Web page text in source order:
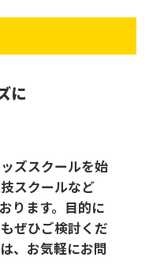
に
ズスクールを始
スクールなど
ります。目的に
ぜひご検討くだ
、お気軽にお問